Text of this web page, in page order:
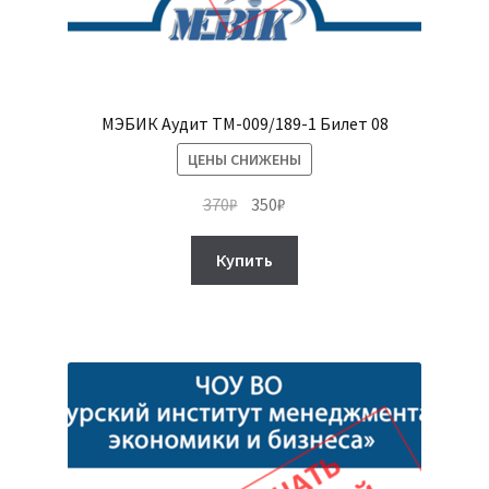
МЭБИК Аудит ТМ-009/189-1 Билет 08
ЦЕНЫ СНИЖЕНЫ
370₽ Первоначальная
составляла
370₽.
350₽
Купить